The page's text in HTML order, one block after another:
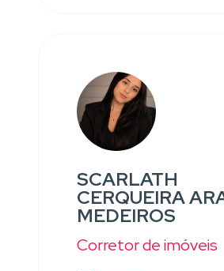
SCARLATH
CERQUEIRA
MEDEIROS
Corretor de imóveis